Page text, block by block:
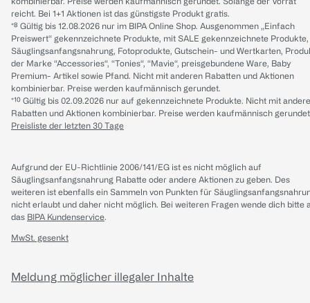
reicht. Bei 1+1 Aktionen ist das günstigste Produkt gratis.
*⁸ Gültig bis 12.08.2026 nur im BIPA Online Shop. Ausgenommen „Einfach
Preiswert“ gekennzeichnete Produkte, mit SALE gekennzeichnete Produkte,
Säuglingsanfangsnahrung, Fotoprodukte, Gutschein- und Wertkarten,
der Marke “Accessories“, “Tonies“, “Mavie“, preisgebundene Ware, Baby
Premium- Artikel sowie Pfand. Nicht mit anderen Rabatten und Aktionen
kombinierbar. Preise werden kaufmännisch gerundet.
*¹⁰ Gültig bis 02.09.2026 nur auf gekennzeichnete Produkte. Nicht mit
Rabatten und Aktionen kombinierbar. Preise werden kaufmännisch
Preisliste der letzten 30 Tage
Aufgrund der EU-Richtlinie 2006/141/EG ist es nicht möglich auf
Säuglingsanfangsnahrung Rabatte oder andere Aktionen zu geben. Des
weiteren ist ebenfalls ein Sammeln von Punkten für
nicht erlaubt und daher nicht möglich. Bei weiteren Fragen wende dich bitte
das BIPA Kundenservice.
MwSt. gesenkt
Meldung möglicher illegaler Inhalte